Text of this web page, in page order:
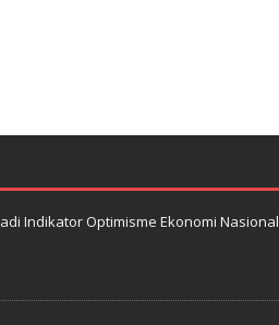
Indikator Optimisme Ekonomi Nasional,